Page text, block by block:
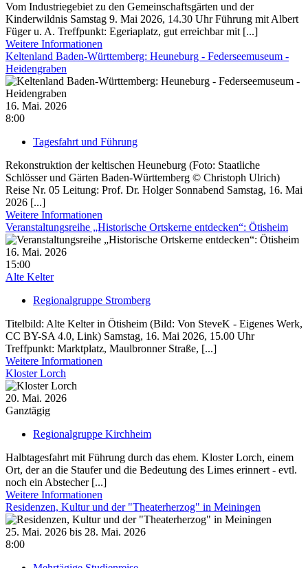
Vom Industriegebiet zu den Gemeinschaftsgärten und der
Kinderwildnis Samstag 9. Mai 2026, 14.30 Uhr Führung mit Albert
Füger u. A. Treffpunkt: Egeriaplatz, gut erreichbar mit [...]
Weitere Informationen
Keltenland Baden-Württemberg: Heuneburg - Federseemuseum -
Heidengraben
16. Mai. 2026
8:00
Tagesfahrt und Führung
Rekonstruktion der keltischen Heuneburg (Foto: Staatliche
Schlösser und Gärten Baden-Württemberg © Christoph Ulrich)
Reise Nr. 05 Leitung: Prof. Dr. Holger Sonnabend Samstag, 16. Mai
2026 [...]
Weitere Informationen
Veranstaltungsreihe „Historische Ortskerne entdecken“: Ötisheim
16. Mai. 2026
15:00
Alte Kelter
Regionalgruppe Stromberg
Titelbild: Alte Kelter in Ötisheim (Bild: Von SteveK - Eigenes Werk,
CC BY-SA 4.0, Link) Samstag, 16. Mai 2026, 15.00 Uhr
Treffpunkt: Marktplatz, Maulbronner Straße, [...]
Weitere Informationen
Kloster Lorch
20. Mai. 2026
Ganztägig
Regionalgruppe Kirchheim
Halbtagesfahrt mit Führung durch das ehem. Kloster Lorch, einem
Ort, der an die Staufer und die Bedeutung des Limes erinnert - evtl.
noch ein Abstecher [...]
Weitere Informationen
Residenzen, Kultur und der "Theaterherzog" in Meiningen
25. Mai. 2026 bis 28. Mai. 2026
8:00